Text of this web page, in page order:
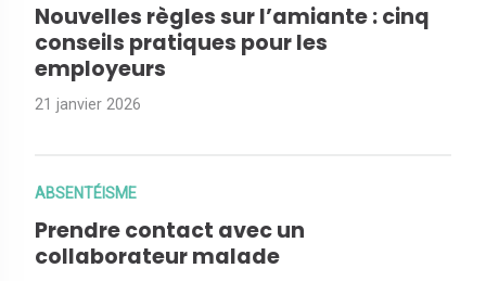
Nouvelles règles sur l’amiante : cinq
conseils pratiques pour les
employeurs
21 janvier 2026
ABSENTÉISME
Prendre contact avec un
collaborateur malade